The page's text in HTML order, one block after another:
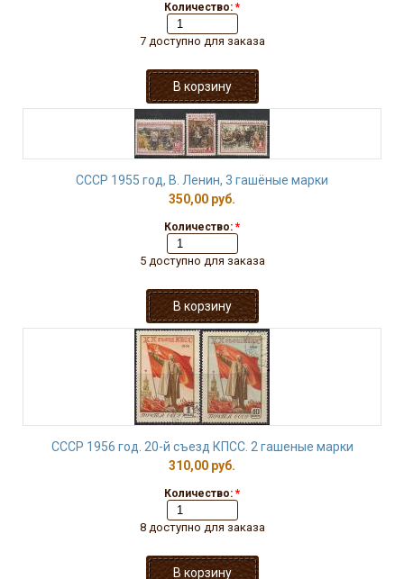
Количество: *
7 доступно для заказа
СССР 1955 год, В. Ленин, 3 гашёные марки
350,00 руб.
Количество: *
5 доступно для заказа
СССР 1956 год. 20-й съезд КПСС. 2 гашеные марки
310,00 руб.
Количество: *
8 доступно для заказа